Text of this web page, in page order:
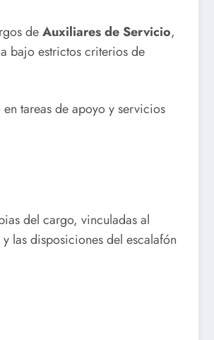
deAuxiliares de Servicio,
bajo estrictos criterios de
tareas de apoyo y servicios
del cargo, vinculadas al
las disposiciones del escalafón